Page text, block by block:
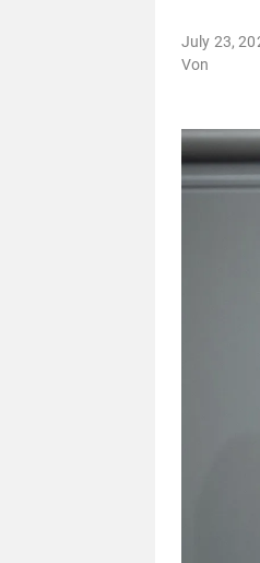
July 23,
Von